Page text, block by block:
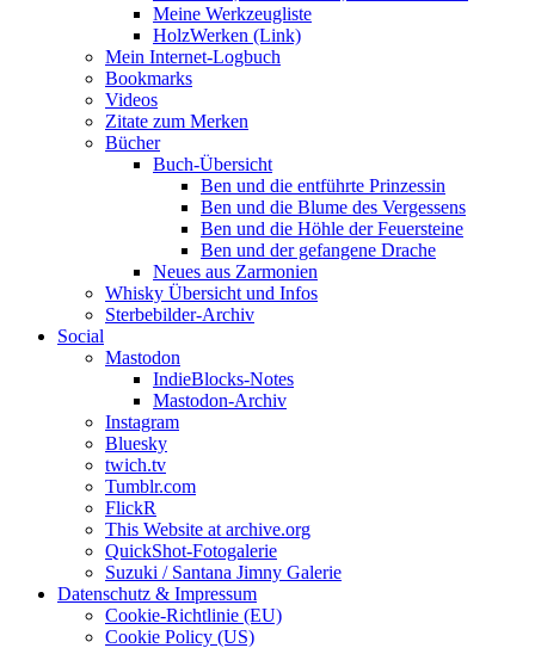
Meine Werkzeugliste
HolzWerken (Link)
Mein Internet-Logbuch
Bookmarks
Videos
Zitate zum Merken
Bücher
Buch-Übersicht
Ben und die entführte Prinzessin
Ben und die Blume des Vergessens
Ben und die Höhle der Feuersteine
Ben und der gefangene Drache
Neues aus Zarmonien
Whisky Übersicht und Infos
Sterbebilder-Archiv
Social
Mastodon
IndieBlocks-Notes
Mastodon-Archiv
Instagram
Bluesky
twich.tv
Tumblr.com
FlickR
This Website at archive.org
QuickShot-Fotogalerie
Suzuki / Santana Jimny Galerie
Datenschutz & Impressum
Cookie-Richtlinie (EU)
Cookie Policy (US)